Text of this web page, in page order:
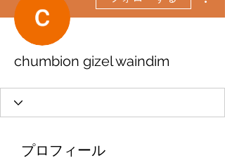
chumbion gizel waindim
プロフィール